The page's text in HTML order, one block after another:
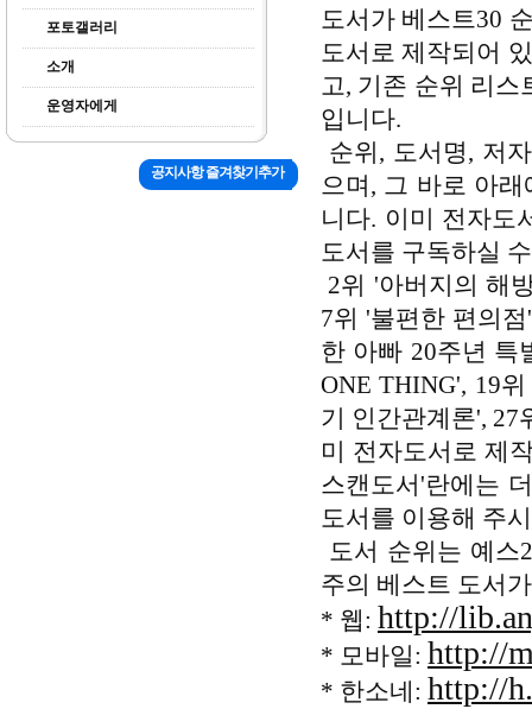
포토갤러리
소개
운영자에게
도서가 베스트30
도서로 제작되어
고, 기존 순위 리
입니다.
순위, 도서명, 저
으며, 그 바로 아
니다. 이미 전자도
도서를 구독하실
2위 '아버지의 해
7위 '불편한 편의
한 아빠 20주년 특
ONE THING', 19
기 인간관계론', 27
미 전자도서로 제
스캔도서'란에는
도서를 이용해 주
도서 순위는 예스
주의 베스트 도서
* 웹: http://
* 모바일: http://
* 한소네: http://
공지사항 즐겨찾기추가